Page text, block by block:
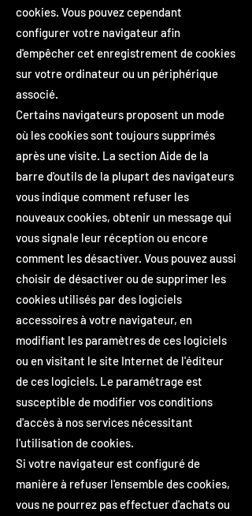
cookies. Vous pouvez cependant
configurer votre navigateur afin
d'empêcher cet enregistrement de cookies
sur votre ordinateur ou un périphérique
associé.
Certains navigateurs proposent un mode
où les cookies sont toujours supprimés
après une visite. La section Aide de la
barre d'outils de la plupart des navigateurs
vous indique comment refuser les
nouveaux cookies, obtenir un message qui
vous signale leur réception ou encore
comment les désactiver. Vous pouvez aussi
choisir de désactiver ou de supprimer les
cookies utilisés par des logiciels
accessoires à votre navigateur, en
modifiant les paramètres de ces logiciels
ou en visitant le site Internet de l'éditeur
de ces logiciels. Le paramétrage est
susceptible de modifier vos conditions
d'accès à nos services nécessitant
l'utilisation de cookies.
Si votre navigateur est configuré de
manière à refuser l'ensemble des cookies,
vous ne pourrez pas effectuer d'achats ou